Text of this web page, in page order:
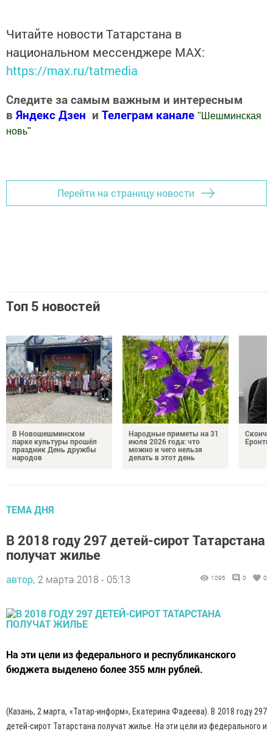
Читайте новости Татарстана в
национальном мессенджере MАХ:
https://max.ru/tatmedia
Следите за самым важным и интересным
в Яндекс Дзен и Телеграм канале " Шешминская
новь"
Перейти на страницу новости
Топ 5 новостей
В Новошешминском
парке культуры прошёл
праздник День дружбы
народов
Народные приметы на 31
июля 2026 года: что
можно и чего нельзя
делать в этот день
ТЕМА ДНЯ
В 2018 году 297 детей-сирот Татарстана
получат жилье
автор, 2 марта 2018 - 05:13 1095 0 0
На эти цели из федерального и республиканского
бюджета выделено более 355 млн рублей.
(Казань, 2 марта, «Татар-информ», Екатерина Фадеева). В 2018 году 297
детей-сирот Татарстана получат жилье. На эти цели из федерального и